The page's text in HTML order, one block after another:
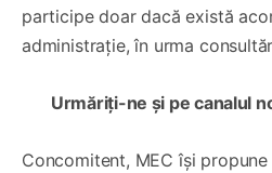
participe doar dacă există
administrație, în urma
Urmăriți-ne și pe canalul
Concomitent, MEC își